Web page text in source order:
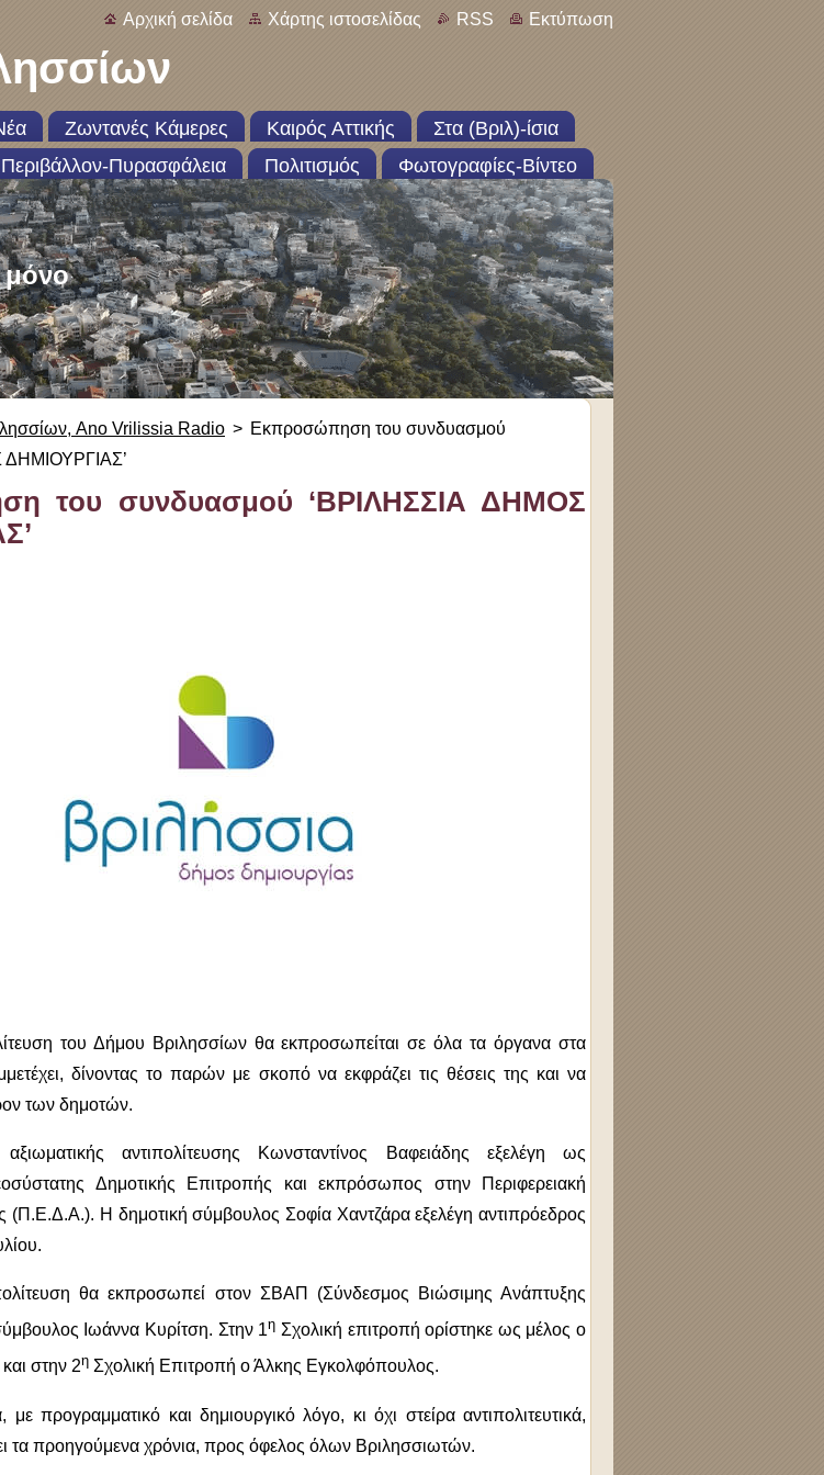
Αρχική σελίδα Χάρτης ιστοσελίδας RSS Εκτύπωση
Ζωντανές Κάμερες Καιρός Αττικής
Στα (Βριλ)-ίσια
Περιβάλλον-Πυρασφάλεια Πολιτισμός Φωτογραφίες-Βίντεο
μόνο
Ano Vrilissia Radio > Εκπροσώπηση του συνδυασμού
του συνδυασμού ‘ΒΡΙΛΗΣΣΙΑ ΔΗΜΟΣ
του Δήμου Βριλησσίων θα εκπροσωπείται σε όλα τα όργανα στα
δίνοντας το παρών με σκοπό να εκφράζει τις θέσεις της και να
των δημοτών.
αντιπολίτευσης Κωνσταντίνος Βαφειάδης εξελέγη ως
Δημοτικής Επιτροπής και εκπρόσωπος στην Περιφερειακή
Η δημοτική σύμβουλος Σοφία Χαντζάρα εξελέγη αντιπρόεδρος
θα εκπροσωπεί στον ΣΒΑΠ (Σύνδεσμος Βιώσιμης Ανάπτυξης
Ιωάννα Κυρίτση. Στην 1η Σχολική επιτροπή ορίστηκε ως μέλος ο
στην 2η Σχολική Επιτροπή ο Άλκης Εγκολφόπουλος.
με προγραμματικό και δημιουργικό λόγο, κι όχι στείρα αντιπολιτευτικά,
τα προηγούμενα χρόνια, προς όφελος όλων Βριλησσιωτών.